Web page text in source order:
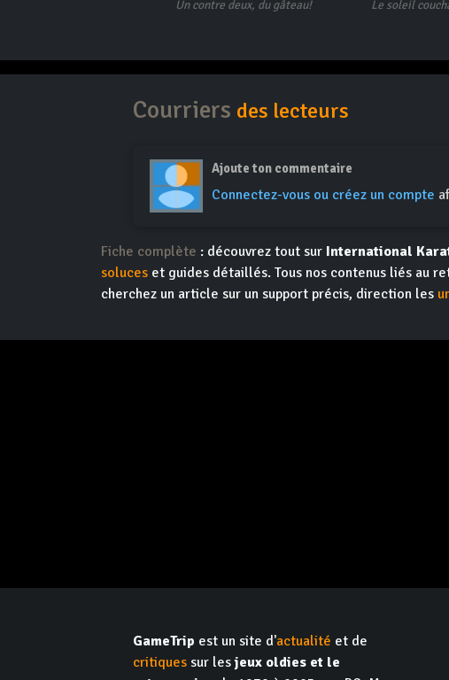
Un contre deux, du gâteau!
Le soleil
Courriers des lecteurs
Ajoute ton commentaire
Connectez-vous ou créez un compte
Fiche complète : découvrez tout sur International
soluces et guides détaillés. Tous nos contenus liés au
cherchez un article sur un support précis, direction les
GameTrip est un site d'actualité et de
critiques sur lesjeux oldies et le